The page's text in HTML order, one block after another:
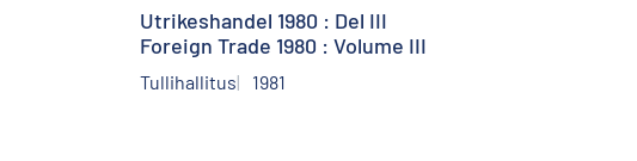
Utrikeshandel 1980 : Del III
Foreign Trade 1980 : Volume III
Tullihallitus 1981